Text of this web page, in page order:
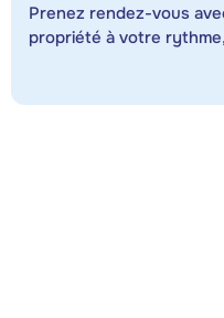
Prenez rendez-vous
propriété à votre